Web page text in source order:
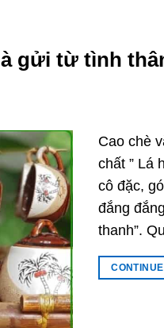
gửi từ tình
Cao chè
chất ” Lá
cô đặc,
đắng
thanh”.